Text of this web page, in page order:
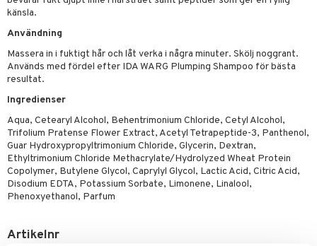
känsla.
Användning
Massera in i fuktigt hår och låt verka i några minuter. Skölj noggrant.
Används med fördel efter IDA WARG Plumping Shampoo för bästa
resultat.
Ingredienser
Aqua, Cetearyl Alcohol, Behentrimonium Chloride, Cetyl Alcohol,
Trifolium Pratense Flower Extract, Acetyl Tetrapeptide-3, Panthenol,
Guar Hydroxypropyltrimonium Chloride, Glycerin, Dextran,
Ethyltrimonium Chloride Methacrylate/Hydrolyzed Wheat Protein
Copolymer, Butylene Glycol, Caprylyl Glycol, Lactic Acid, Citric Acid,
Disodium EDTA, Potassium Sorbate, Limonene, Linalool,
Phenoxyethanol, Parfum
Artikelnr
& Mustasch
1: Rengöring
2: Exfoliering
3: Fukt
och masker
och läppvård
Happy
Happy For Men
till män
och skydd
och rengöring
svar